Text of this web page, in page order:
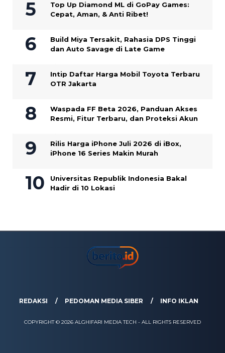
Top Up Diamond ML di GoPay Games:
Cepat, Aman, & Anti Ribet!
Build Miya Tersakit, Rahasia DPS Tinggi
dan Auto Savage di Late Game
Intip Daftar Harga Mobil Toyota Terbaru
OTR Jakarta
Waspada FF Beta 2026, Panduan Akses
Resmi, Fitur Terbaru, dan Proteksi Akun
Rilis Harga iPhone Juli 2026 di iBox,
iPhone 16 Series Makin Murah
Universitas Republik Indonesia Bakal
Hadir di 10 Lokasi
REDAKSI PEDOMAN MEDIA SIBER INFO IKLAN
COPYRIGHT © 2026 ALGHIFARI MEDIA TECH - ALL RIGHTS RESERVED